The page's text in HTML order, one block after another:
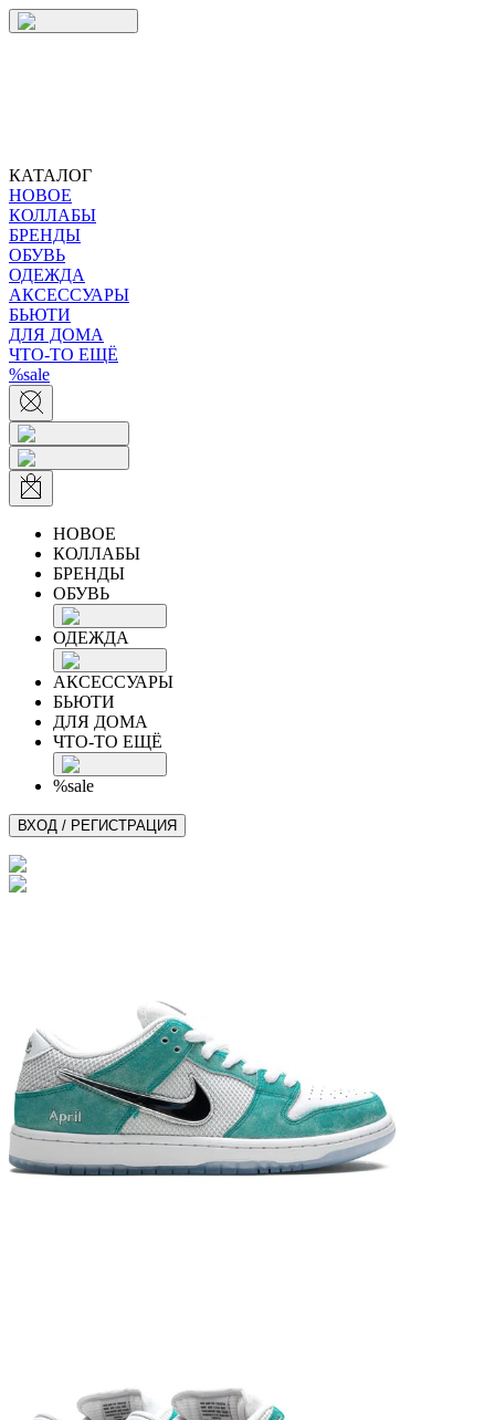
КАТАЛОГ
НОВОЕ
КОЛЛАБЫ
БРЕНДЫ
ОБУВЬ
ОДЕЖДА
АКСЕССУАРЫ
БЬЮТИ
ДЛЯ ДОМА
ЧТО-ТО ЕЩЁ
%sale
НОВОЕ
КОЛЛАБЫ
БРЕНДЫ
ОБУВЬ
ОДЕЖДА
АКСЕССУАРЫ
БЬЮТИ
ДЛЯ ДОМА
ЧТО-ТО ЕЩЁ
%sale
ВХОД / РЕГИСТРАЦИЯ